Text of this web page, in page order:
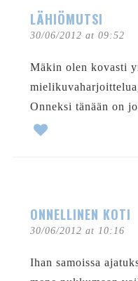
LÄHIÖMUTSI
30/06/2012 at 09:52
Mäkin olen kovasti
Onneksi tänään on
ONNELLINEN KOTI
30/06/2012 at 10:16
Ihan samoissa